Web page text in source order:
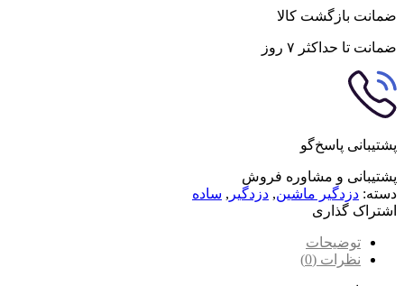
ضمانت بازگشت کالا
ضمانت تا حداکثر ۷ روز
پشتیبانی پاسخ‌گو
پشتیبانی و مشاوره فروش
دسته: دزدگیر ماشین, دزدگیر , ساده
اشتراک گذاری
توضیحات
نظرات (0)